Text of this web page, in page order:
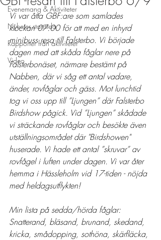
Evenemang & Aktiviteter
Nyheter startsida
Rapporter från aktiviteter
Video
Vi var åtta GBF:are som samlades
klockan 07:00 för att med en inhyrd
minibuss resa till Falsterbo. Vi började
dagen med att skåda fåglar nere på
Falsterbonäset, närmare bestämt på
Nabben, där vi såg ett antal vadare,
änder, rovfåglar och gäss. Mot lunchtid
tog vi oss upp till ”Ljungen” där Falsterbo
Birdshow pågick. Vid ”Ljungen” skådade
vi sträckande rovfåglar och besökte även
utställningsområdet där "Birdshowen"
huserade. Vi hade ett antal ”skruvar” av
rovfågel i luften under dagen. Vi var åter
hemma i Hässleholm vid 17-tiden - nöjda
med heldagsutflykten!
Min lista på sedda/hörda fåglar:
Snatterand, bläsand, brunand, skedand,
kricka, smådopping, sothöna, skärfläcka,